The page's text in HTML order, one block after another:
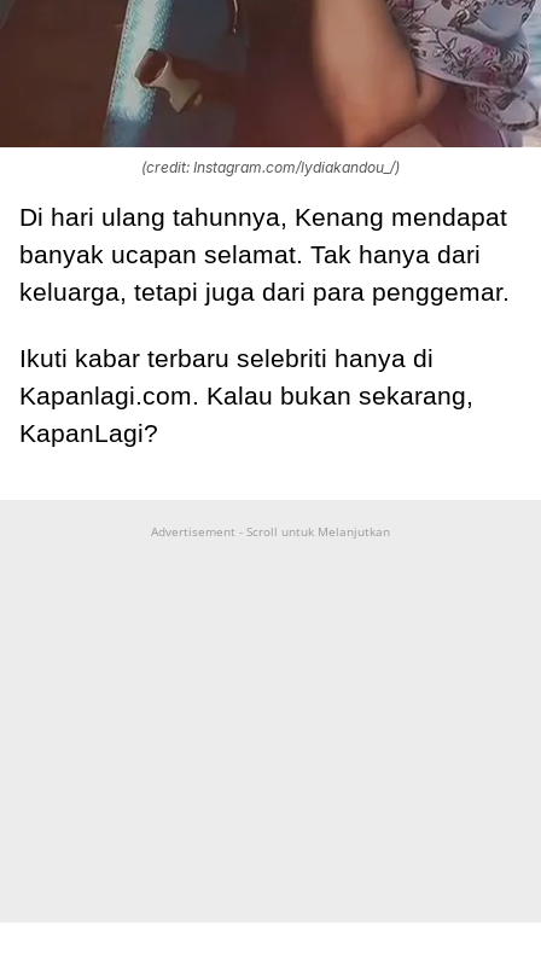
(credit: Instagram.com/lydiakandou_/)
Di hari ulang tahunnya, Kenang mendapat
banyak ucapan selamat. Tak hanya dari
keluarga, tetapi juga dari para penggemar.
Ikuti kabar terbaru selebriti hanya di
Kapanlagi.com. Kalau bukan sekarang,
KapanLagi?
Advertisement - Scroll untuk Melanjutkan